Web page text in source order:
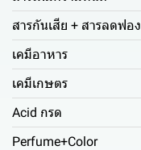
สารกันเสีย + สารลดฟอง
เคมีอาหาร
เคมีเกษตร
Acid กรด
Perfume+Color